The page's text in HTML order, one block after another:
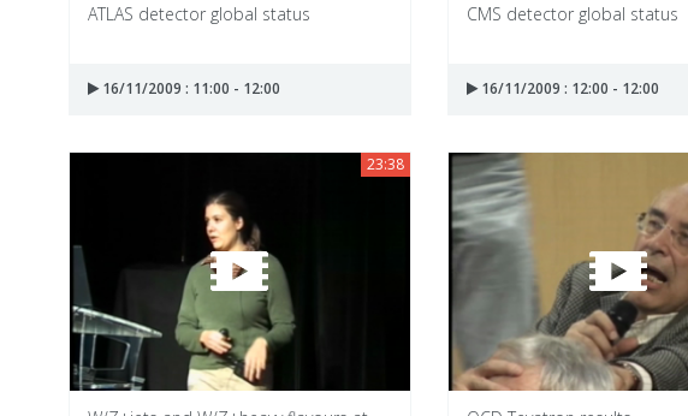
ATLAS detector global status
16/11/2009 : 11:00 - 12:00
CMS detector global status
16/11/2009 : 12:00 - 12:00
23:38